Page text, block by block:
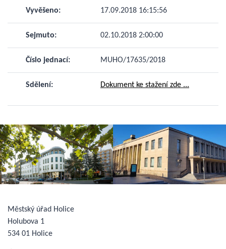
Vyvěšeno: 17.09.2018 16:15:56
Sejmuto: 02.10.2018 2:00:00
Číslo jednací: MUHO/17635/2018
Sdělení: Dokument ke stažení zde ...
Městský úřad Holice
Holubova 1
534 01 Holice